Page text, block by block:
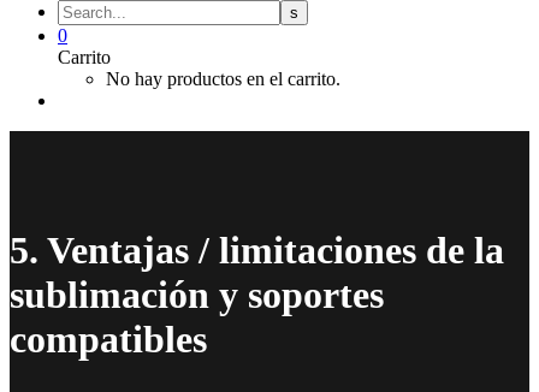
0
Carrito
No hay productos en el carrito.
5. Ventajas / limitaciones de la
sublimación y soportes
compatibles